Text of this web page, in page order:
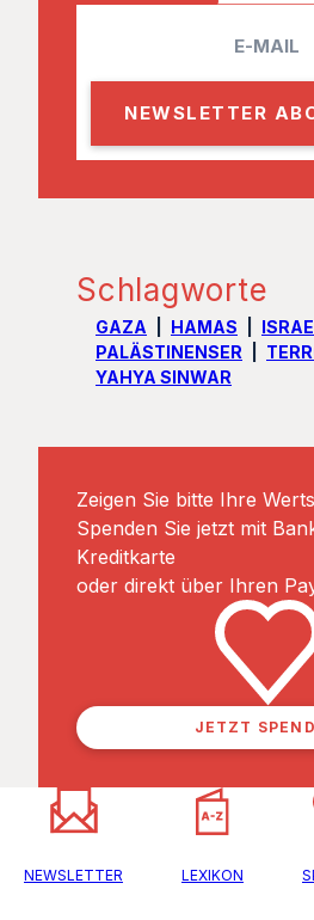
l
Schlagworte
GAZA HAMAS
PALÄSTINENSER
YAHYA SINWAR
Zeigen Sie bitte Ihre
Spenden Sie jetzt mit
Kreditkarte
oder direkt über Ihren
JETZT
NEWSLETTER LEXIKON